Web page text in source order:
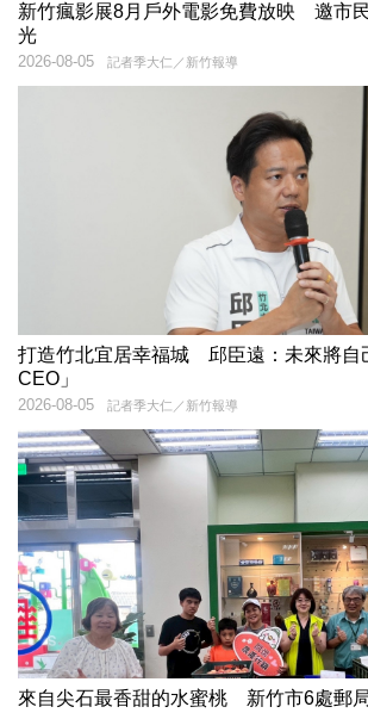
新竹瘋影展8月戶外電影免費放映 邀市
光
記者季大仁／新竹報導
2026-08-05
打造竹北宜居幸福城 邱臣遠：未來將自
CEO」
記者季大仁／新竹報導
2026-08-05
來自尖石最香甜的水蜜桃 新竹市6處郵